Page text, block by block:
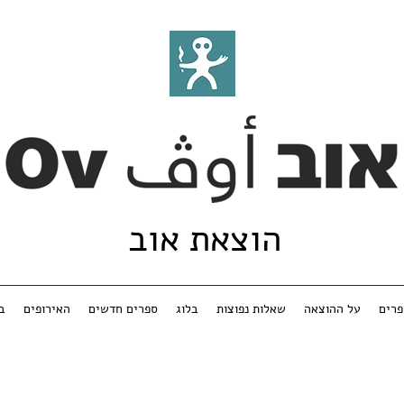
הוצאת אוב
האירופים ספרים חדשים בלוג שאלות נפוצות על ההוצאה